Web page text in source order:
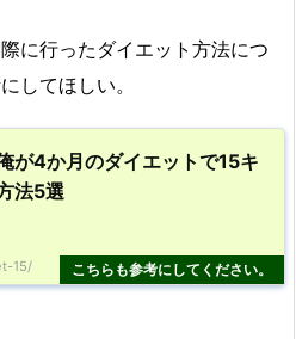
に行ったダイエット方法につ
してほしい。
が4か月のダイエットで15キ
法5選
15/